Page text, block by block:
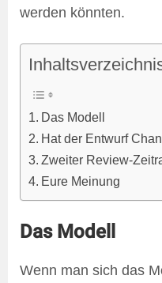
werden könnten.
Das Modell
Hat der Entwurf
Zweiter Review-
Eure Meinung
Das Modell
Wenn man sich das